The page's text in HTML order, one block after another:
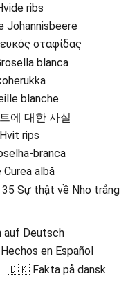
ribs
σταφίδας
blanca
blanche
에 대한 사실
rips
branca
albă
Sự thật về Nho trắng
Deutsch
en Español
🇩🇰 Fakta på dansk